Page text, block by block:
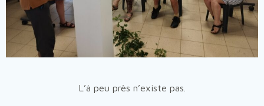
L’à peu près n’existe pas.